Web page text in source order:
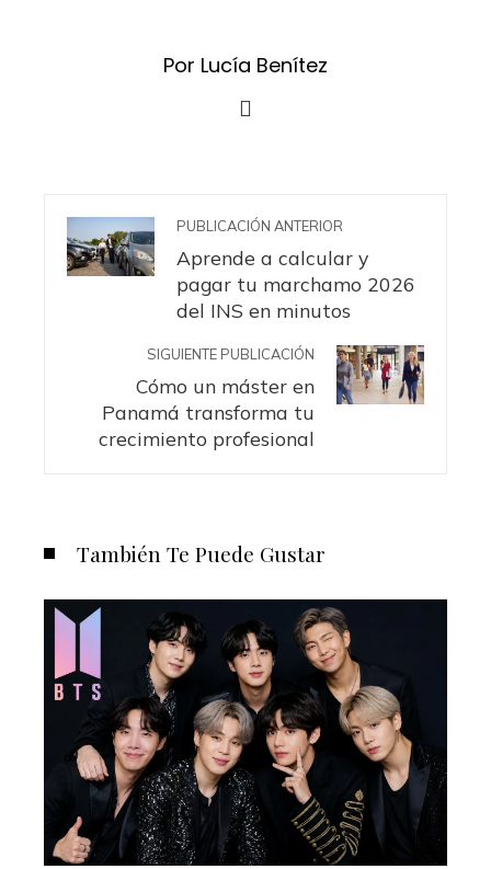
Por Lucía Benítez
PUBLICACIÓN ANTERIOR
Aprende a calcular y
pagar tu marchamo 2026
del INS en minutos
SIGUIENTE PUBLICACIÓN
Cómo un máster en
Panamá transforma tu
crecimiento profesional
También Te Puede Gustar